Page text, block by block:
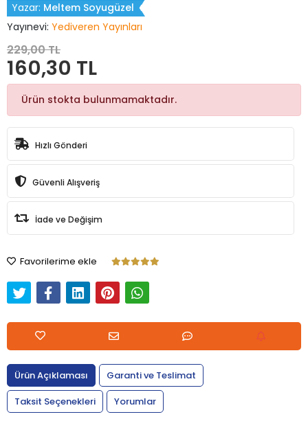
Yazar: Meltem Soyugüzel
Yayınevi: Yediveren Yayınları
229,00 TL
160,30 TL
Ürün stokta bulunmamaktadır.
Hızlı Gönderi
Güvenli Alışveriş
İade ve Değişim
Favorilerime ekle
Ürün Açıklaması
Garanti ve Teslimat
Taksit Seçenekleri
Yorumlar